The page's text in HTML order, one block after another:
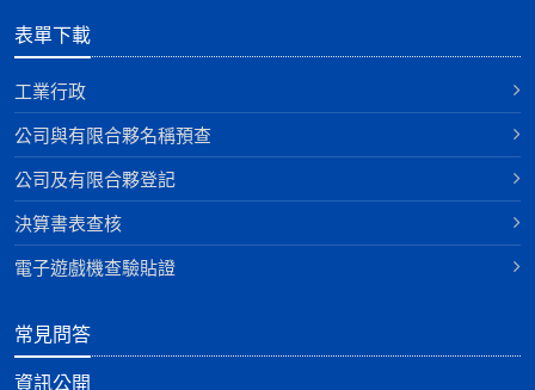
表單下載
工業行政
公司與有限合夥名稱預查
公司及有限合夥登記
決算書表查核
電子遊戲機查驗貼證
常見問答
資訊公開